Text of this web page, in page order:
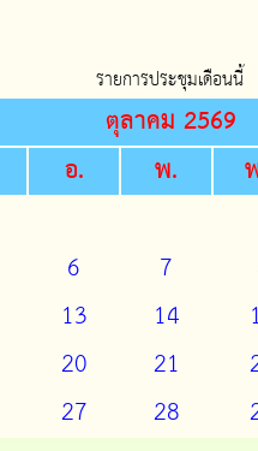
รายการประชุมเดือนนี้
ตุลาคม 2569
อ. พ.
6 7
13 14
20 21
27 28